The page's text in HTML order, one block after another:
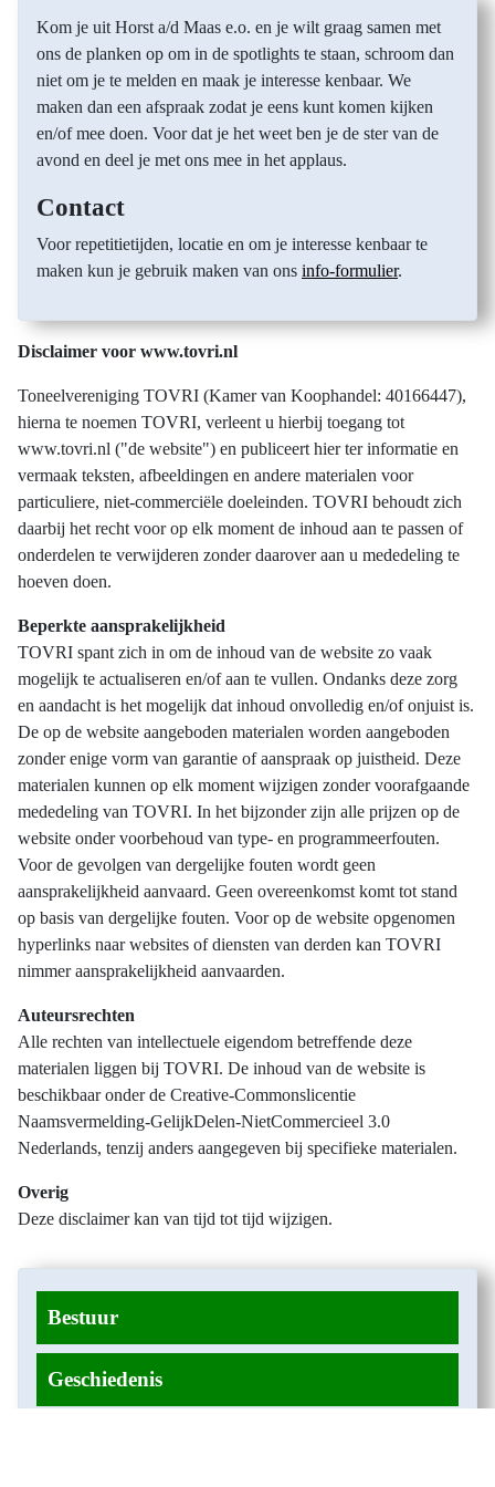
Bestuur
Geschiedenis
Kom je uit Horst a/d Maas e.o. en je wilt graag samen met
ons de planken op om in de spotlights te staan, schroom dan
niet om je te melden en maak je interesse kenbaar. We
maken dan een afspraak zodat je eens kunt komen kijken
en/of mee doen. Voor dat je het weet ben je de ster van de
avond en deel je met ons mee in het applaus.
Contact
Voor repetitietijden, locatie en om je interesse kenbaar te
maken kun je gebruik maken van ons info-formulier.
Disclaimer voor www.tovri.nl
Toneelvereniging TOVRI (Kamer van Koophandel: 40166447),
hierna te noemen TOVRI, verleent u hierbij toegang tot
www.tovri.nl ("de website") en publiceert hier ter informatie en
vermaak teksten, afbeeldingen en andere materialen voor
particuliere, niet-commerciële doeleinden. TOVRI behoudt zich
daarbij het recht voor op elk moment de inhoud aan te passen of
onderdelen te verwijderen zonder daarover aan u mededeling te
hoeven doen.
Beperkte aansprakelijkheid
TOVRI spant zich in om de inhoud van de website zo vaak
mogelijk te actualiseren en/of aan te vullen. Ondanks deze zorg
en aandacht is het mogelijk dat inhoud onvolledig en/of onjuist is.
De op de website aangeboden materialen worden aangeboden
zonder enige vorm van garantie of aanspraak op juistheid. Deze
materialen kunnen op elk moment wijzigen zonder voorafgaande
mededeling van TOVRI. In het bijzonder zijn alle prijzen op de
website onder voorbehoud van type- en programmeerfouten.
Voor de gevolgen van dergelijke fouten wordt geen
aansprakelijkheid aanvaard. Geen overeenkomst komt tot stand
op basis van dergelijke fouten. Voor op de website opgenomen
hyperlinks naar websites of diensten van derden kan TOVRI
nimmer aansprakelijkheid aanvaarden.
Auteursrechten
Alle rechten van intellectuele eigendom betreffende deze
materialen liggen bij TOVRI. De inhoud van de website is
beschikbaar onder de Creative-Commonslicentie
Naamsvermelding-GelijkDelen-NietCommercieel 3.0
Nederlands, tenzij anders aangegeven bij specifieke materialen.
Overig
Deze disclaimer kan van tijd tot tijd wijzigen.